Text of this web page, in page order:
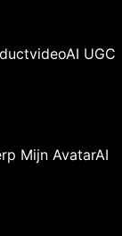
AI UGC
Mijn AvatarAI